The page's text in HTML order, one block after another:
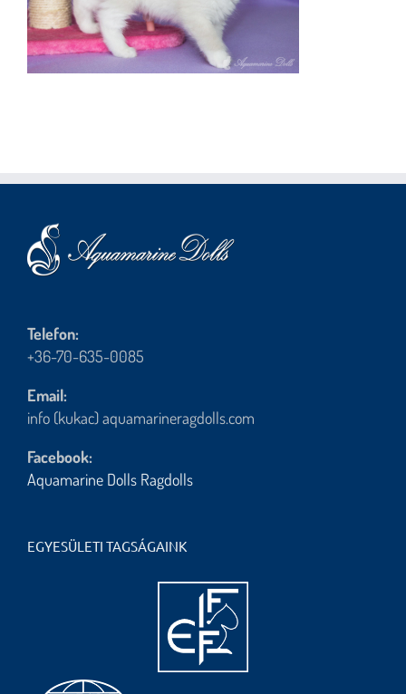
Telefon:
+36-70-635-0085
Email:
info (kukac) aquamarineragdolls.com
Facebook:
Aquamarine Dolls Ragdolls
EGYESÜLETI TAGSÁGAINK